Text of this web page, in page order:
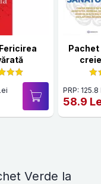
Pachet
PRP:
58.9
Verde la